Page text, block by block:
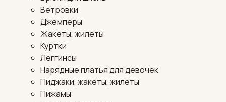
Ветровки
Джемперы
Жакеты, жилеты
Куртки
Леггинсы
Нарядные платья для девочек
Пиджаки, жакеты, жилеты
Пижамы